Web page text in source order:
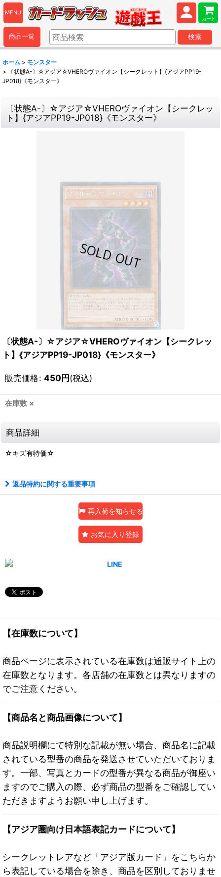
MENU
カート
商品一覧 検索
ホーム > モンスター
>
〔状態A-〕☆アジア☆VHEROヴァイオン【シークレット】{アジアPP19-
JP018}《モンスター》
〔状態A-〕☆アジア☆VHEROヴァイオン【シークレッ
ト】{アジアPP19-JP018}《モンスター》
〔状態A-〕☆アジア☆VHEROヴァイオン【シークレッ
ト】{アジアPP19-JP018}《モンスター》
販売価格: 450円(税込)
在庫数 ×
商品詳細
☆キズ有特価☆
返品特約に関する重要事項
再入荷を知らせる
お気に入り登録
【在庫数について】
商品ページに表示されている在庫数は通販サイト上の
在庫数となります。各店舗の在庫数とは異なりますの
でご注意ください。
【商品名と商品画像について】
商品説明欄にて特別な記載が無い場合、商品名に記載
されている型番の商品を発送させていただいておりま
す。一部、写真とカードの型番が異なる商品が御座い
ますのでご購入の際、必ず商品の型番をご確認してい
ただきますようお願い申し上げます。
【アジア圏向け日本語表記カードについて】
シークレットレアなど「アジア版カード」をこちらか
ら表記している場合を除き、商品を区別しておりませ